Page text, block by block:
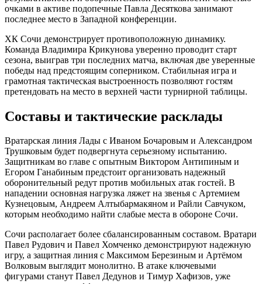
очками в активе подопечные Павла Десяткова занимают
последнее место в Западной конференции.
ХК Сочи демонстрирует противоположную динамику.
Команда Владимира Крикунова уверенно проводит старт
сезона, выиграв три последних матча, включая две уверенные
победы над предстоящим соперником. Стабильная игра и
грамотная тактическая выстроенность позволяют гостям
претендовать на место в верхней части турнирной таблицы.
Составы и тактические расклады
Вратарская линия Лады с Иваном Бочаровым и Александром
Трушковым будет подвергнута серьезному испытанию.
Защитникам во главе с опытным Виктором Антипиным и
Егором Ганабиным предстоит организовать надежный
оборонительный редут против мобильных атак гостей. В
нападении основная нагрузка ляжет на звенья с Артемием
Кузнецовым, Андреем Алтыбармакяном и Райли Савчуком,
которым необходимо найти слабые места в обороне Сочи.
Сочи располагает более сбалансированным составом. Вратари
Павел Рудович и Павел Хомченко демонстрируют надежную
игру, а защитная линия с Максимом Березиным и Артёмом
Волковым выглядит монолитно. В атаке ключевыми
фигурами станут Павел Дедунов и Тимур Хафизов, уже